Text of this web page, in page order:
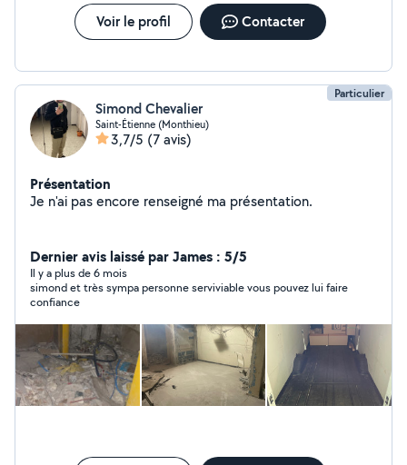
Voir le profil Contacter
Particulier
Simond Chevalier
Saint-Étienne (Monthieu)
3,7/5 (7 avis)
Présentation
Je n'ai pas encore renseigné ma présentation.
Dernier avis laissé par James : 5/5
Il y a plus de 6 mois
simond et très sympa personne serviviable vous pouvez lui faire
confiance